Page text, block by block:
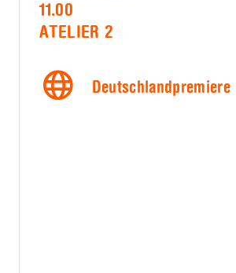
11.00
ATELIER 2
Deutschlandpremiere